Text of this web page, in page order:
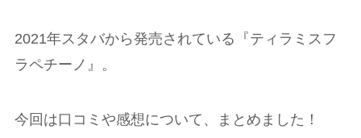
2021年スタバから発売されている『ティラミスフ
ラペチーノ』。
今回は口コミや感想について、まとめました！